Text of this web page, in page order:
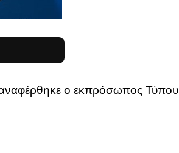
αναφέρθηκε ο εκπρόσωπος Τύπου